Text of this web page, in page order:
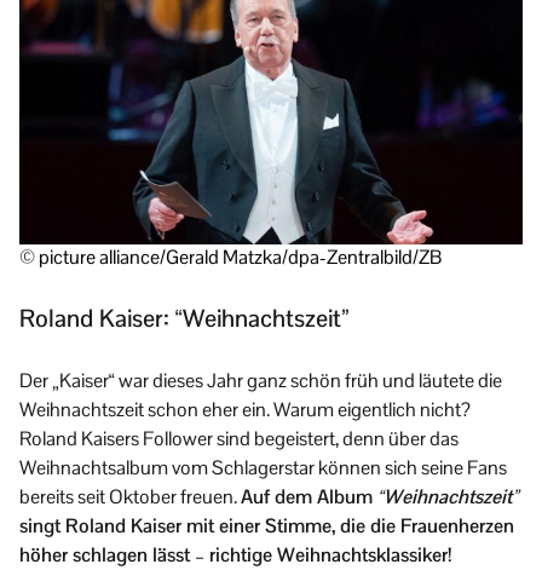
© picture alliance/Gerald Matzka/dpa-Zentralbild/ZB
Roland Kaiser: “Weihnachtszeit”
Der „Kaiser“ war dieses Jahr ganz schön früh und läutete die
Weihnachtszeit schon eher ein. Warum eigentlich nicht?
Roland Kaisers Follower sind begeistert, denn über das
Weihnachtsalbum vom Schlagerstar können sich seine Fans
bereits seit Oktober freuen.Auf dem Album “Weihnachtszeit”
singt Roland Kaiser mit einer Stimme, die die Frauenherzen
höher schlagen lässt – richtige Weihnachtsklassiker!